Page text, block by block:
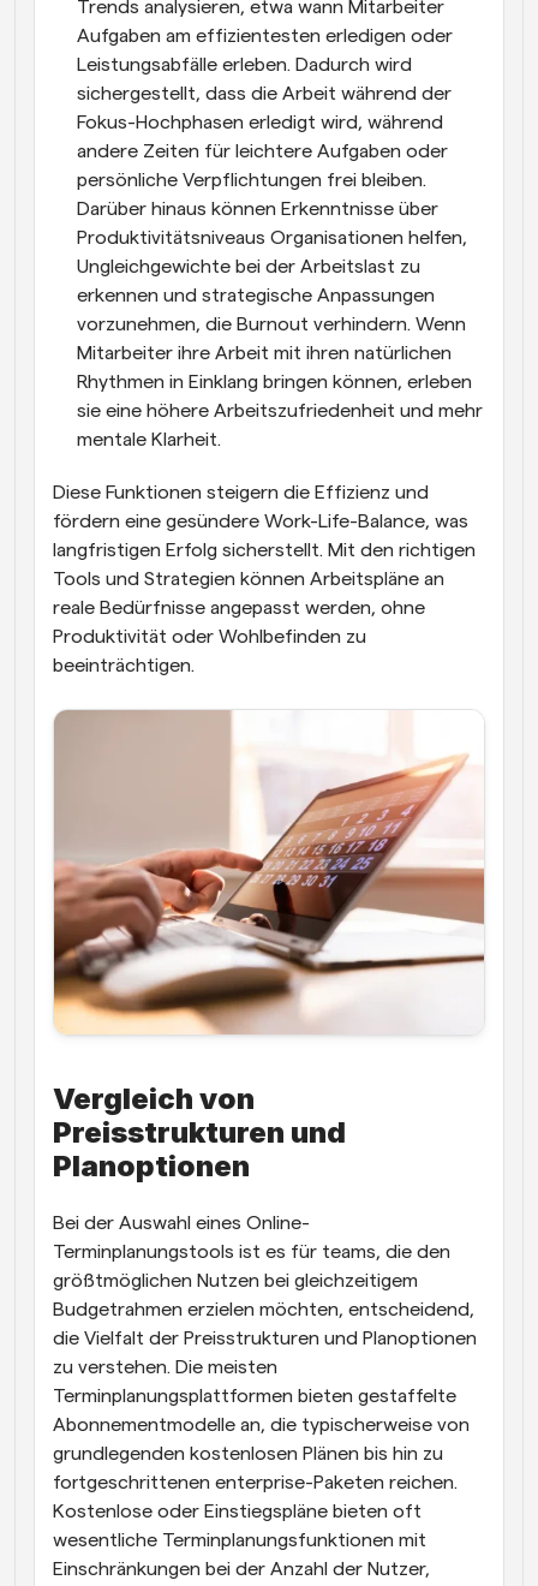
Trends analysieren, etwa wann Mitarbeiter
Aufgaben am effizientesten erledigen oder
Leistungsabfälle erleben. Dadurch wird
sichergestellt, dass die Arbeit während der
Fokus-Hochphasen erledigt wird, während
andere Zeiten für leichtere Aufgaben oder
persönliche Verpflichtungen frei bleiben.
Darüber hinaus können Erkenntnisse über
Produktivitätsniveaus Organisationen helfen,
Ungleichgewichte bei der Arbeitslast zu
erkennen und strategische Anpassungen
vorzunehmen, die Burnout verhindern. Wenn
Mitarbeiter ihre Arbeit mit ihren natürlichen
Rhythmen in Einklang bringen können, erleben
sie eine höhere Arbeitszufriedenheit und mehr
mentale Klarheit.
Diese Funktionen steigern die Effizienz und
fördern eine gesündere Work-Life-Balance, was
langfristigen Erfolg sicherstellt. Mit den richtigen
Tools und Strategien können Arbeitspläne an
reale Bedürfnisse angepasst werden, ohne
Produktivität oder Wohlbefinden zu
beeinträchtigen.
Vergleich von
Preisstrukturen und
Planoptionen
Bei der Auswahl eines Online-
Terminplanungstools ist es für teams, die den
größtmöglichen Nutzen bei gleichzeitigem
Budgetrahmen erzielen möchten, entscheidend,
die Vielfalt der Preisstrukturen und Planoptionen
zu verstehen. Die meisten
Terminplanungsplattformen bieten gestaffelte
Abonnementmodelle an, die typischerweise von
grundlegenden kostenlosen Plänen bis hin zu
fortgeschrittenen enterprise-Paketen reichen.
Kostenlose oder Einstiegspläne bieten oft
wesentliche Terminplanungsfunktionen mit
Einschränkungen bei der Anzahl der Nutzer,